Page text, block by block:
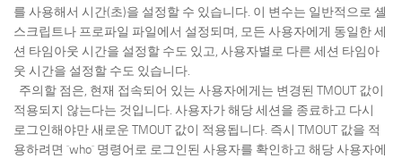
를 사용해서 시간(초)을 설정할 수 있습니다. 이 변수는 일반적으로 셸
스크립트나 프로파일 파일에서 설정되며, 모든 사용자에게 동일한 세
션 타임아웃 시간을 설정할 수도 있고, 사용자별로 다른 세션 타임아
웃 시간을 설정할 수도 있습니다.
주의할 점은, 현재 접속되어 있는 사용자에게는 변경된 TMOUT 값이
적용되지 않는다는 것입니다. 사용자가 해당 세션을 종료하고 다시
로그인해야만 새로운 TMOUT 값이 적용됩니다. 즉시 TMOUT 값을 적
용하려면 `who` 명령어로 로그인된 사용자를 확인하고 해당 사용자에